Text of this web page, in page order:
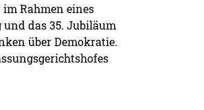
Rahmen eines
das 35. Jubiläum
über Demokratie.